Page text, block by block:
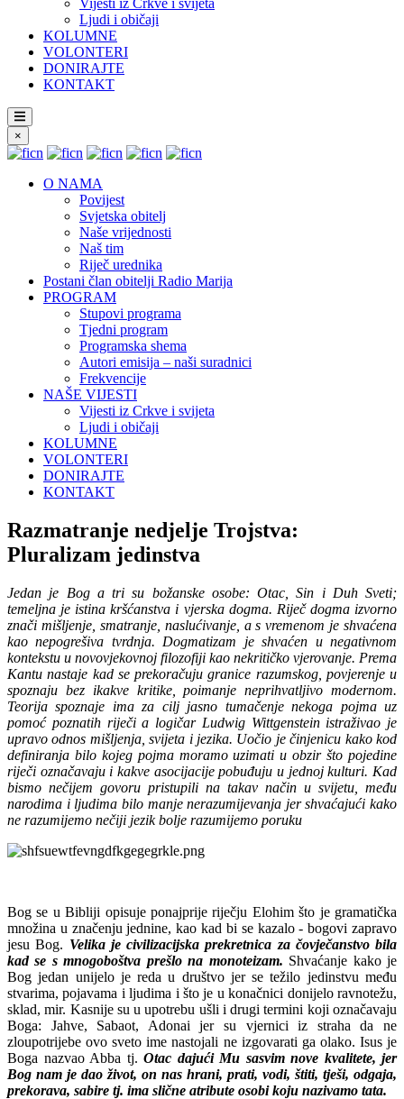
Vijesti iz Crkve i svijeta
Ljudi i običaji
KOLUMNE
VOLONTERI
DONIRAJTE
KONTAKT
×
O NAMA
Povijest
Svjetska obitelj
Naše vrijednosti
Naš tim
Riječ urednika
Postani član obitelji Radio Marija
PROGRAM
Stupovi programa
Tjedni program
Programska shema
Autori emisija – naši suradnici
Frekvencije
NAŠE VIJESTI
Vijesti iz Crkve i svijeta
Ljudi i običaji
KOLUMNE
VOLONTERI
DONIRAJTE
KONTAKT
Razmatranje nedjelje Trojstva:
Pluralizam jedinstva
Jedan je Bog a tri su božanske osobe: Otac, Sin i Duh Sveti;
temeljna je istina kršćanstva i vjerska dogma. Riječ dogma izvorno
znači mišljenje, smatranje, naslućivanje, a s vremenom je shvaćena
kao nepogrešiva tvrdnja. Dogmatizam je shvaćen u negativnom
kontekstu u novovjekovnoj filozofiji kao nekritičko vjerovanje. Prema
Kantu nastaje kad se prekoračuju granice razumskog, povjerenje u
spoznaju bez ikakve kritike, poimanje neprihvatljivo modernom.
Teorija spoznaje ima za cilj jasno tumačenje nekoga pojma uz
pomoć poznatih riječi a logičar Ludwig Wittgenstein istraživao je
upravo odnos mišljenja, svijeta i jezika. Uočio je činjenicu kako kod
definiranja bilo kojeg pojma moramo uzimati u obzir što pojedine
riječi označavaju i kakve asocijacije pobuđuju u jednoj kulturi. Kad
bismo nečijem govoru pristupili na takav način u svijetu, među
narodima i ljudima bilo manje nerazumijevanja jer shvaćajući kako
ne razumijemo nečiji jezik bolje razumijemo poruku
Bog se u Bibliji opisuje ponajprije riječju Elohim što je gramatička
množina u značenju jednine, kao kad bi se kazalo - bogovi zapravo
jesu Bog. Velika je civilizacijska prekretnica za čovječanstvo bila
kad se s mnogoboštva prešlo na monoteizam. Shvaćanje kako je
Bog jedan unijelo je reda u društvo jer se težilo jedinstvu među
stvarima, pojavama i ljudima i što je u konačnici donijelo ravnotežu,
sklad, mir. Kasnije su u upotrebu ušli i drugi termini koji označavaju
Boga: Jahve, Sabaot, Adonai jer su vjernici iz straha da ne
zloupotrijebe ovo sveto ime nastojali ne izgovarati ga olako. Isus je
Boga nazvao Abba tj. Otac dajući Mu sasvim nove kvalitete, jer
Bog nam je dao život, on nas hrani, prati, vodi, štiti, tješi, odgaja,
prekorava, sabire tj. ima slične atribute osobi koju nazivamo tata.